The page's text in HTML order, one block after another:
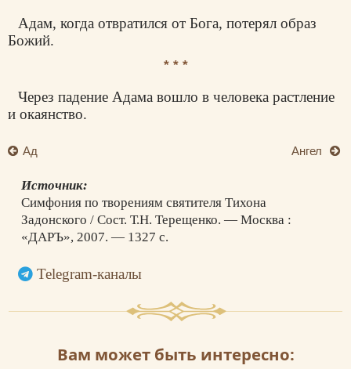
Адам, когда отвратился от Бога, потерял образ
Божий.
* * *
Через падение Адама вошло в человека растление
и окаянство.
Ад Ангел
Источник:
Симфония по творениям святителя Тихона
Задонского / Сост. Т.Н. Терещенко. — Москва :
«ДАРЪ», 2007. — 1327 с.
Telegram-каналы
Вам может быть интересно: